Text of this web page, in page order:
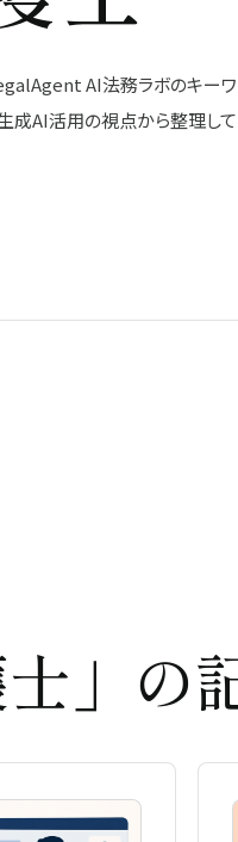
AI法務ラボのキーワ
成AI活用の視点から整理して
士」の